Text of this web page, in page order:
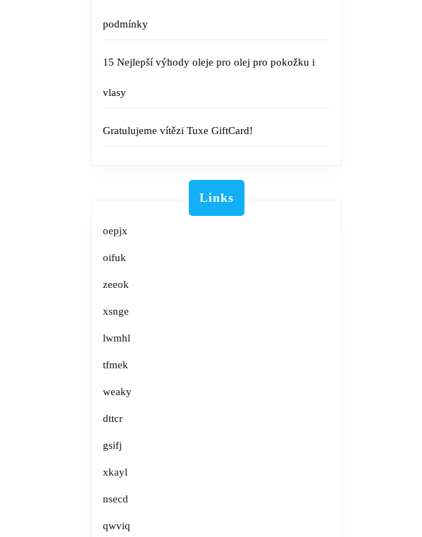
podmínky
15 Nejlepší výhody oleje pro olej pro pokožku i
vlasy
Gratulujeme vítězi Tuxe GiftCard!
Links
oepjx
oifuk
zeeok
xsnge
lwmhl
tfmek
weaky
dttcr
gsifj
xkayl
nsecd
qwviq